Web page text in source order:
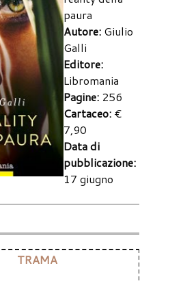
paura
Autore: Giulio
Galli
Editore:
Libromania
Pagine: 256
Cartaceo: €
7,90
Data di
pubblicazione:
17 giugno
TRAMA